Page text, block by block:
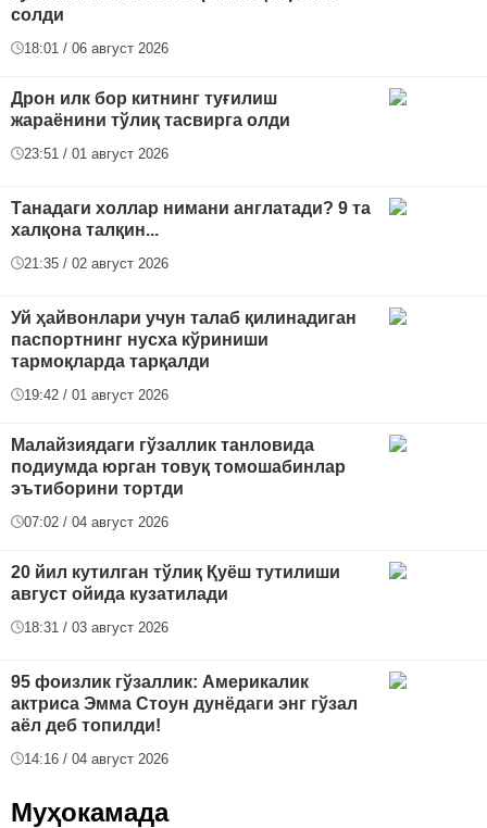
солди
18:01 / 06 август 2026
Дрон илк бор китнинг туғилиш
жараёнини тўлиқ тасвирга олди
23:51 / 01 август 2026
Танадаги холлар нимани англатади? 9 та
халқона талқин...
21:35 / 02 август 2026
Уй ҳайвонлари учун талаб қилинадиган
паспортнинг нусха кўриниши
тармоқларда тарқалди
19:42 / 01 август 2026
Малайзиядаги гўзаллик танловида
подиумда юрган товуқ томошабинлар
эътиборини тортди
07:02 / 04 август 2026
20 йил кутилган тўлиқ Қуёш тутилиши
август ойида кузатилади
18:31 / 03 август 2026
95 фоизлик гўзаллик: Америкалик
актриса Эмма Стоун дунёдаги энг гўзал
аёл деб топилди!
14:16 / 04 август 2026
Муҳокамада